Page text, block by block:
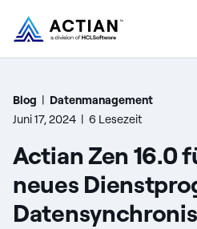
Produkte
Unternehmen
Blog | Datenmanagement
Juni 17, 2024 | 6 Lesezeit
Actian Zen 16.0
neues